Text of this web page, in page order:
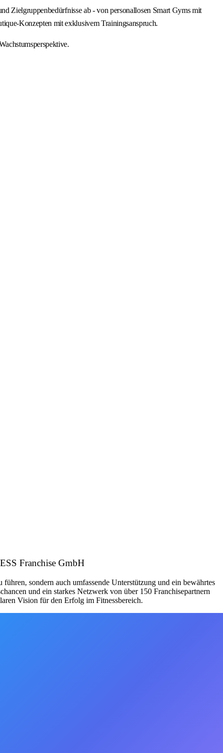
Zielgruppenbedürfnisse ab - von personallosen Smart Gyms mit
Konzepten mit exklusivem Trainingsanspruch.
Franchise GmbH
sondern auch umfassende Unterstützung und ein bewährtes
und ein starkes Netzwerk von über 150 Franchisepartnern
Vision für den Erfolg im Fitnessbereich.